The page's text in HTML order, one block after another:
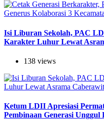
Isi Liburan Sekolah, PAC
Karakter Luhur Lewat
138 views
Ketum LDII Apresiasi
Pembinaan Generasi Unggul